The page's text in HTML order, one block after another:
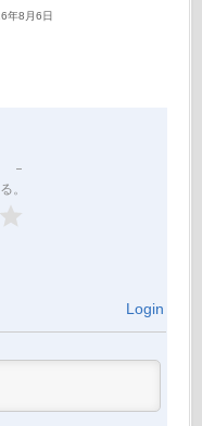
年8月6日
。
Login